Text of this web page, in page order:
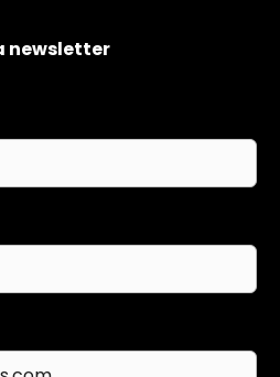
newsletter